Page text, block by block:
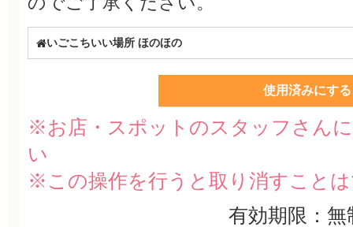
いごこちいい場所 ほのほの
使用済みにする
※お店・スポットのスタッフさん
い
※この操作を行うと取り消すこと
有効期限：無